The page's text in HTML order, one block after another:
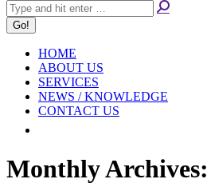
HOME
ABOUT US
SERVICES
NEWS / KNOWLEDGE
CONTACT US
Monthly Archives: